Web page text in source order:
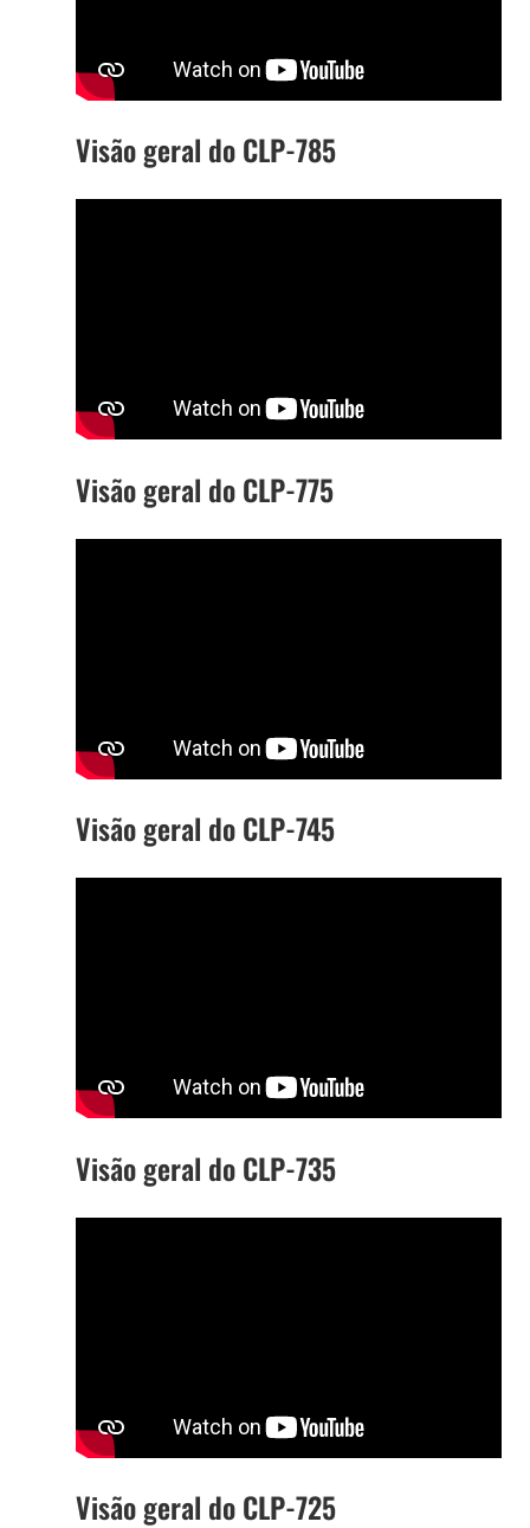
Visão geral do CLP-785
Visão geral do CLP-775
Visão geral do CLP-745
Visão geral do CLP-735
Visão geral do CLP-725